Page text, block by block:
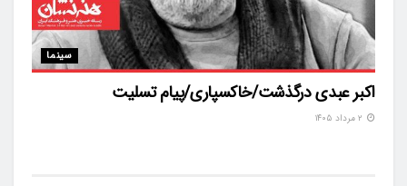
سینما
اکبر عبدی درگذشت/خاکسپاری/پیام تسلیت